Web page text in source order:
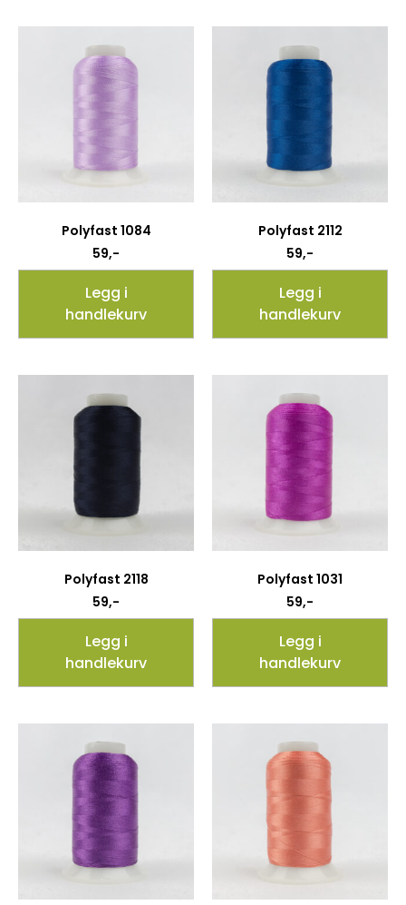
Polyfast 1084
59,-
Legg i
handlekurv
Polyfast 2112
59,-
Legg i
handlekurv
Polyfast 2118
59,-
Legg i
handlekurv
Polyfast 1031
59,-
Legg i
handlekurv